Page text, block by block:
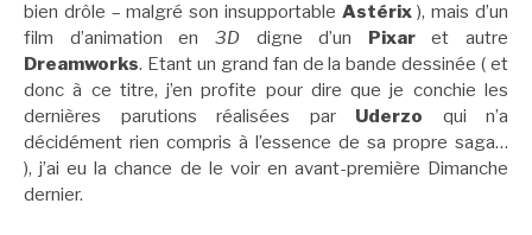
bien drôle – malgré son insupportable Astérix), mais d’un
film d’animation en 3Ddigne d’un Pixaret autre
Dreamworks. Etant un grand fan de la bande dessinée ( et
donc à ce titre, j’en profite pour dire que je conchie les
dernières parutions réalisées par Uderzo qui n’a
décidément rien compris à l’essence de sa propre saga…
), j’ai eu la chance de le voir en avant-première Dimanche
dernier.